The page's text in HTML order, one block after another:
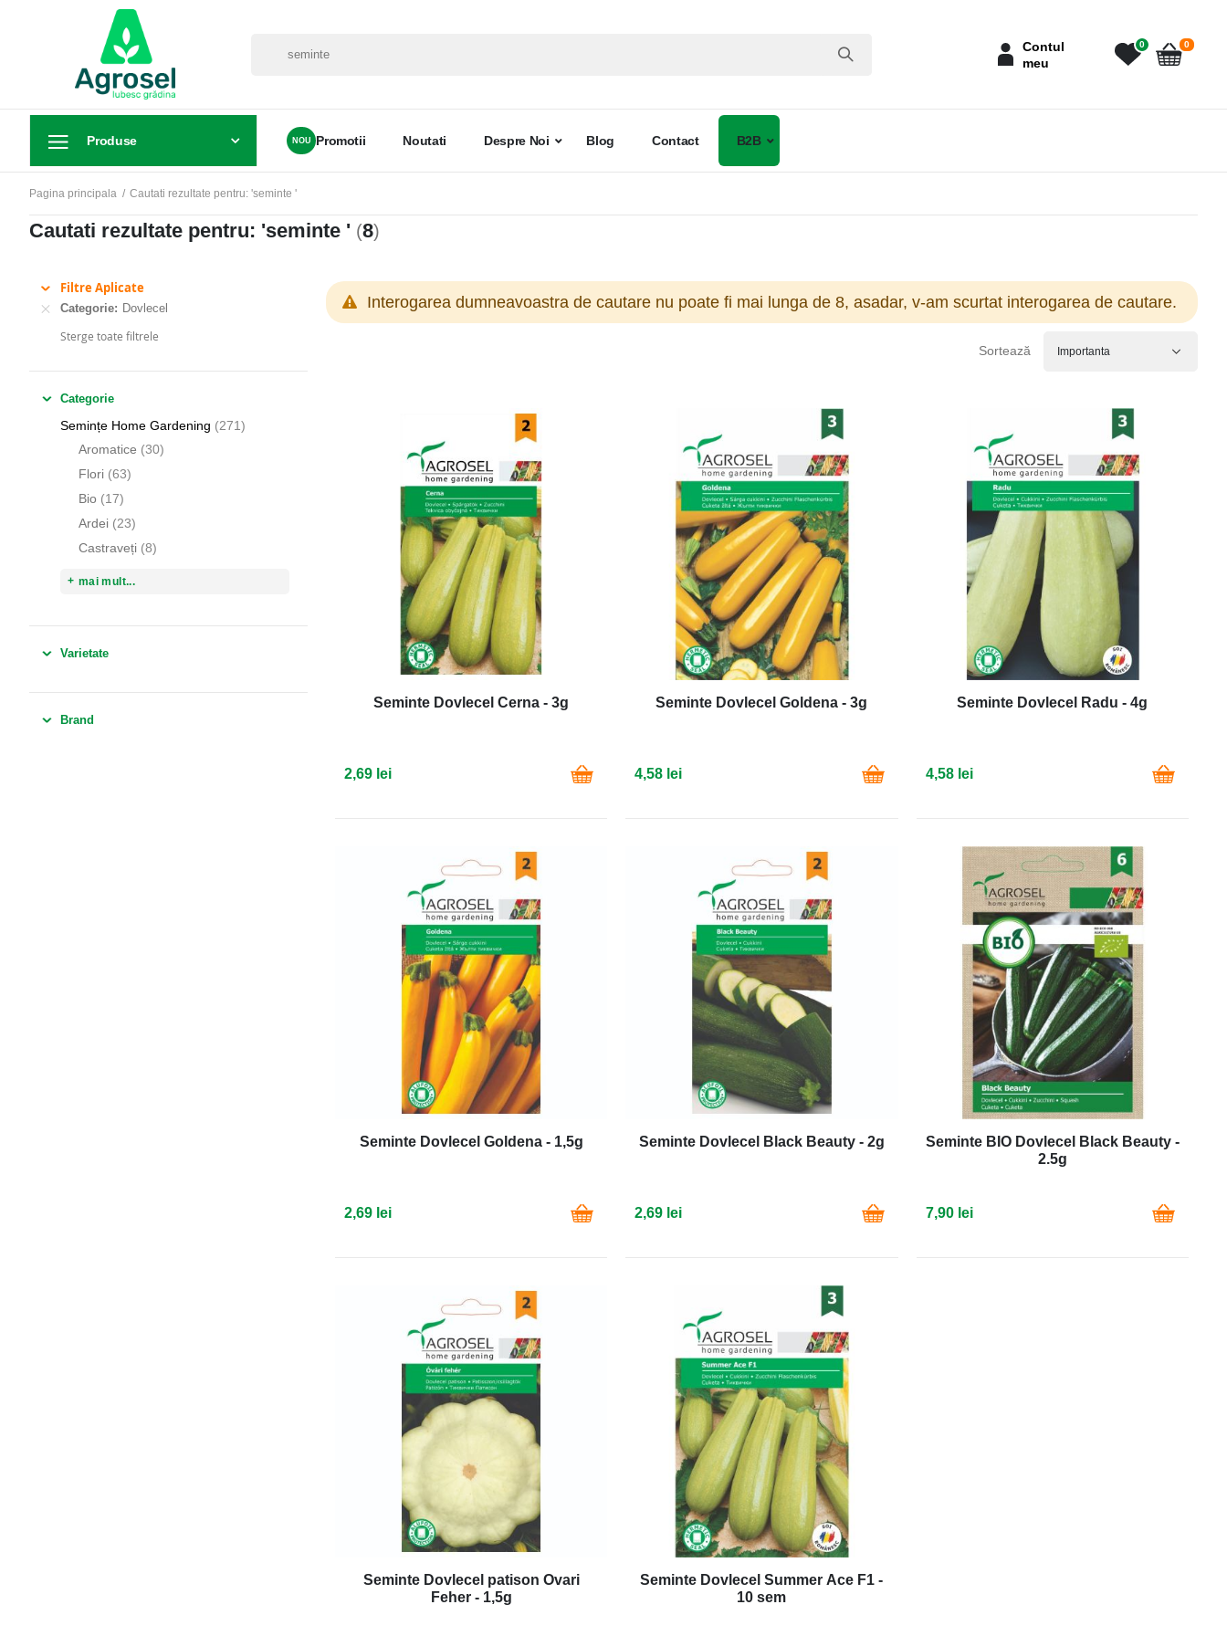
Contul
meu
0
Cart
0articole
Produse Promotii Noutati Despre Noi Blog Contact B2B
Pagina principala Cautati rezultate pentru: 'seminte '
Cautati rezultate pentru: 'seminte ' (8)
Interogarea dumneavoastra de cautare nu poate fi mai lunga de 8, asadar, v-am scurtat interogarea de cautare.
Sortează
Seminte Dovlecel Cerna - 3g
2,69 lei
Seminte Dovlecel Goldena - 3g
4,58 lei
Seminte Dovlecel Radu - 4g
4,58 lei
Seminte Dovlecel Goldena - 1,5g
2,69 lei
Seminte Dovlecel Black Beauty - 2g
2,69 lei
Seminte BIO Dovlecel Black Beauty -
2.5g
7,90 lei
Seminte Dovlecel patison Ovari
Feher - 1,5g
Seminte Dovlecel Summer Ace F1 -
10 sem
Filtre Aplicate
Categorie Dovlecel
Sterge toate filtrele
Categorie
Semințe Home Gardening 271
articole
Aromatice
30
articole
Flori 63
articole
Bio
17
articole
Ardei
23
articole
Castraveți 8
articole
mai mult...
Varietate
Brand